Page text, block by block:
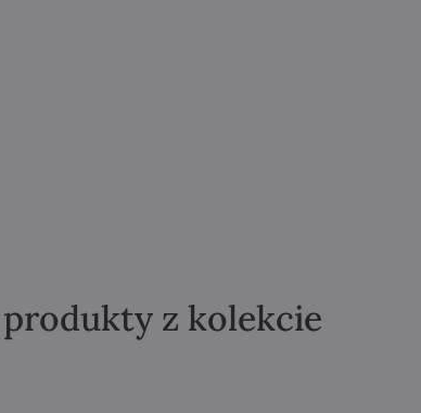
z kolekcie